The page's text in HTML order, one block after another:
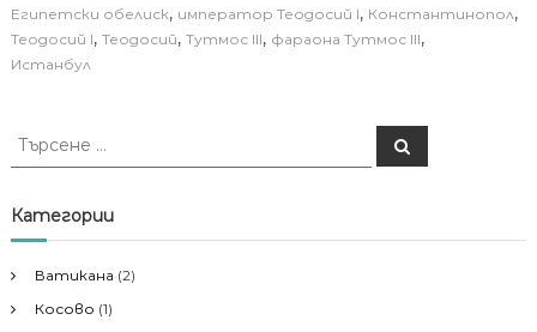
Египетски обелиск, император Теодосий I, Константинопол,
Теодосий I, Теодосий, Тутмос III, фараона Тутмос III,
Истанбул
Т
с
е
е
з
Т
ъ
е
Категории
Ватикана (2)
Косово (1)